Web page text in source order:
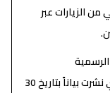
الزيارات عبر
على فيسبوك والتي نشرت بياناً بتاريخ 30